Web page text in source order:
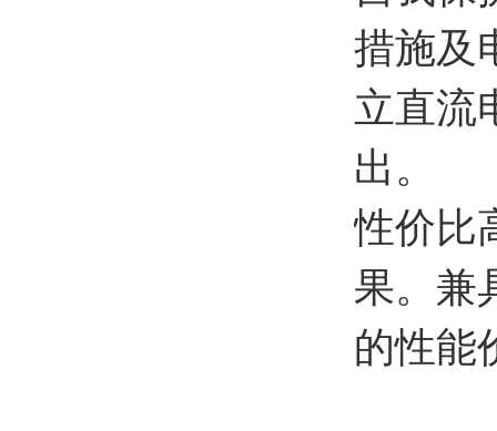
措施及
立直流
出。
性价比
果。兼
的性能